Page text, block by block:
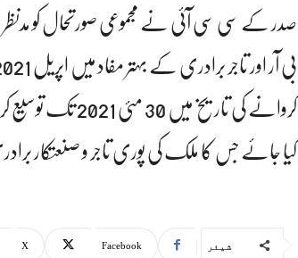
صدر کے سی سی آئی نے مجموعی صورتحال کو
کروانے کی
کیا جائے جس کا ملک کی پوری تاجر و صنعتکار
شیئر Facebook
X